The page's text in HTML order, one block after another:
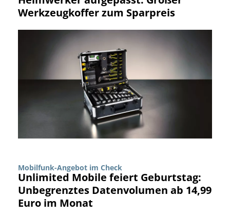
Werkzeugkoffer zum Sparpreis
Mobilfunk-Angebot im Check
Unlimited Mobile feiert Geburtstag:
Unbegrenztes Datenvolumen ab 14,99
Euro im Monat